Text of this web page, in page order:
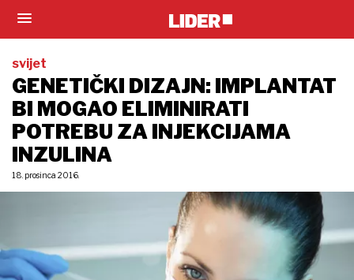
svijet
GENETIČKI DIZAJN: IMPLANTAT
BI MOGAO ELIMINIRATI
POTREBU ZA INJEKCIJAMA
INZULINA
18. prosinca 2016.